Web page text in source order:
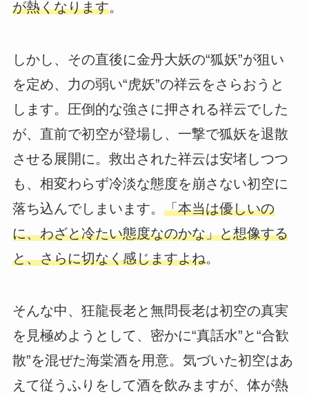
が熱くなります。
しかし、その直後に金丹大妖の“狐妖”が狙い
を定め、力の弱い“虎妖”の祥云をさらおうと
します。圧倒的な強さに押される祥云でした
が、直前で初空が登場し、一撃で狐妖を退散
させる展開に。救出された祥云は安堵しつつ
も、相変わらず冷淡な態度を崩さない初空に
落ち込んでしまいます。 「本当は優しいの
に、わざと冷たい態度なのかな」と想像する
と、さらに切なく感じますよね。
そんな中、狂龍長老と無問長老は初空の真実
を見極めようとして、密かに“真話水”と“合歓
散”を混ぜた海棠酒を用意。気づいた初空はあ
えて従うふりをして酒を飲みますが、体が熱